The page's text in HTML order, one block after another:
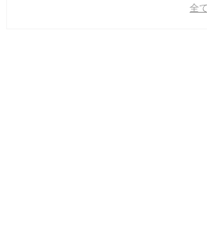
全